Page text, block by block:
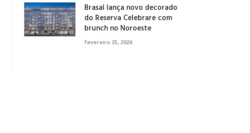
Brasal lança novo decorado
do Reserva Celebrare com
brunch no Noroeste
fevereiro 25, 2026